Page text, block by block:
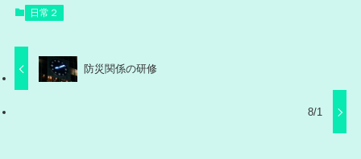
日常２
防災関係の研修
8/1